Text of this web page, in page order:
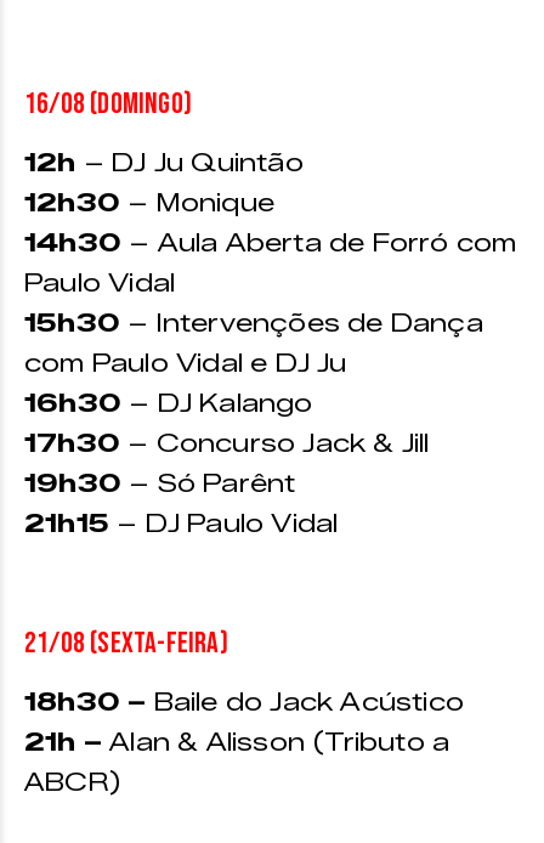
16/08 (domingo)
12h – DJ Ju Quintão
12h30 – Monique
14h30 – Aula Aberta de Forró com
Paulo Vidal
15h30 – Intervenções de Dança
com Paulo Vidal e DJ Ju
16h30 – DJ Kalango
17h30 – Concurso Jack & Jill
19h30 – Só Parênt
21h15 – DJ Paulo Vidal
21/08 (sexta-feira)
18h30 – Baile do Jack Acústico
21h –Alan & Alisson (Tributo a
ABCR)